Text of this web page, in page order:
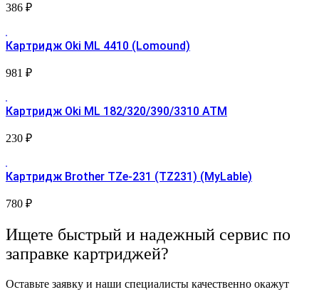
386 ₽
Картридж Oki ML 4410 (Lomound)
981 ₽
Картридж Oki ML 182/320/390/3310 АТМ
230 ₽
Картридж Brother TZe-231 (TZ231) (MyLable)
780 ₽
Ищете быстрый и надежный сервис по
заправке картриджей?
Оставьте заявку и наши специалисты качественно окажут